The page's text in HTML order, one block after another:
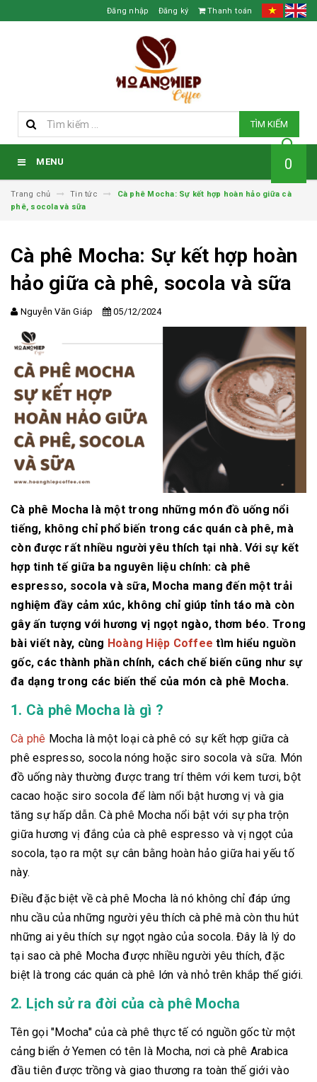
Đăng nhập Đăng ký Thanh toán
TÌM KIẾM
MENU 0
Trang chủ Tin tức
Cà phê Mocha: Sự kết hợp hoàn hảo giữa cà
phê, socola và sữa
Cà phê Mocha: Sự kết hợp hoàn
hảo giữa cà phê, socola và sữa
Nguyễn Văn Giáp 05/12/2024
Cà phê Mocha là một trong những món đồ uống nổi
tiếng, không chỉ phổ biến trong các quán cà phê, mà
còn được rất nhiều người yêu thích tại nhà. Với sự kết
hợp tinh tế giữa ba nguyên liệu chính: cà phê
espresso, socola và sữa, Mocha mang đến một trải
nghiệm đầy cảm xúc, không chỉ giúp tỉnh táo mà còn
gây ấn tượng với hương vị ngọt ngào, thơm béo. Trong
bài viết này, cùng Hoàng Hiệp Coffeetìm hiểu nguồn
gốc, các thành phần chính, cách chế biến cũng như sự
đa dạng trong các biến thể của món cà phê Mocha.
1. Cà phê Mocha là gì ?
Cà phê Mocha là một loại cà phê có sự kết hợp giữa cà
phê espresso, socola nóng hoặc siro socola và sữa. Món
đồ uống này thường được trang trí thêm với kem tươi, bột
cacao hoặc siro socola để làm nổi bật hương vị và gia
tăng sự hấp dẫn. Cà phê Mocha nổi bật với sự pha trộn
giữa hương vị đắng của cà phê espresso và vị ngọt của
socola, tạo ra một sự cân bằng hoàn hảo giữa hai yếu tố
này.
Điều đặc biệt về cà phê Mocha là nó không chỉ đáp ứng
nhu cầu của những người yêu thích cà phê mà còn thu hút
những ai yêu thích sự ngọt ngào của socola. Đây là lý do
tại sao cà phê Mocha được nhiều người yêu thích, đặc
biệt là trong các quán cà phê lớn và nhỏ trên khắp thế giới.
2. Lịch sử ra đời của cà phê Mocha
Tên gọi "Mocha" của cà phê thực tế có nguồn gốc từ một
cảng biển ở Yemen có tên là Mocha, nơi cà phê Arabica
đầu tiên được trồng và giao thương ra toàn thế giới vào